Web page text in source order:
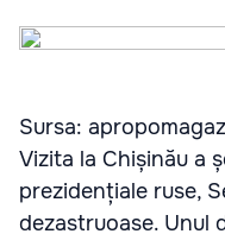
Sursa:
Vizita la Chișinău a
prezidențiale ruse,
dezastruoase. Unul